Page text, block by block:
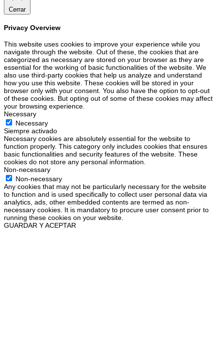
Cerrar
Privacy Overview
This website uses cookies to improve your experience while you
navigate through the website. Out of these, the cookies that are
categorized as necessary are stored on your browser as they are
essential for the working of basic functionalities of the website. We
also use third-party cookies that help us analyze and understand
how you use this website. These cookies will be stored in your
browser only with your consent. You also have the option to opt-out
of these cookies. But opting out of some of these cookies may affect
your browsing experience.
Necessary
Necessary
Siempre activado
Necessary cookies are absolutely essential for the website to
function properly. This category only includes cookies that ensures
basic functionalities and security features of the website. These
cookies do not store any personal information.
Non-necessary
Non-necessary
Any cookies that may not be particularly necessary for the website
to function and is used specifically to collect user personal data via
analytics, ads, other embedded contents are termed as non-
necessary cookies. It is mandatory to procure user consent prior to
running these cookies on your website.
GUARDAR Y ACEPTAR